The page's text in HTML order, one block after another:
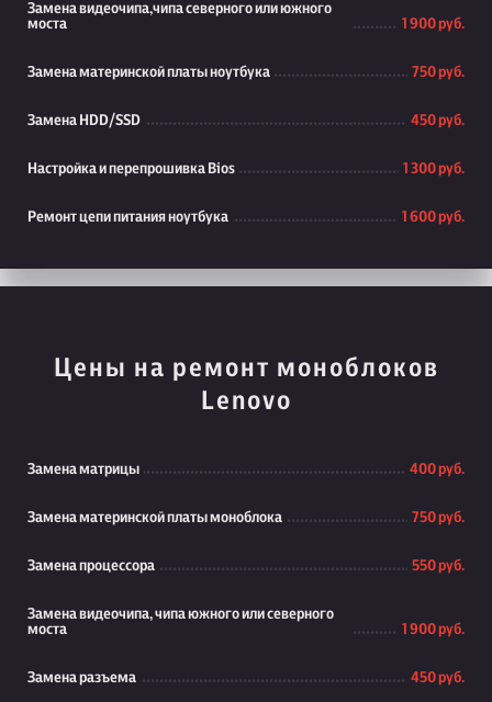
Замена видеочипа,чипа северного или южного
моста
1 900 руб.
Замена материнской платы ноутбука 750 руб.
Замена HDD/SSD 450 руб.
Настройка и перепрошивка Bios 1 300 руб.
Ремонт цепи питания ноутбука 1 600 руб.
Цены на ремонт моноблоков
Lenovo
Замена матрицы 400 руб.
Замена материнской платы моноблока 750 руб.
Замена процессора 550 руб.
Замена видеочипа, чипа южного или северного
моста
1 900 руб.
Замена разъема 450 руб.